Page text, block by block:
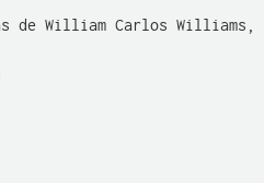
de William Carlos Williams,